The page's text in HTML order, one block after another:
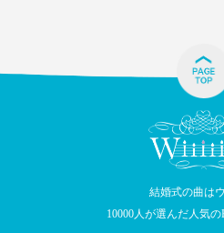
結婚式の曲は
10000人が選んだ人気